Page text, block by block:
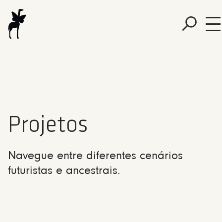
Projetos
Navegue entre diferentes cenários
futuristas e ancestrais.